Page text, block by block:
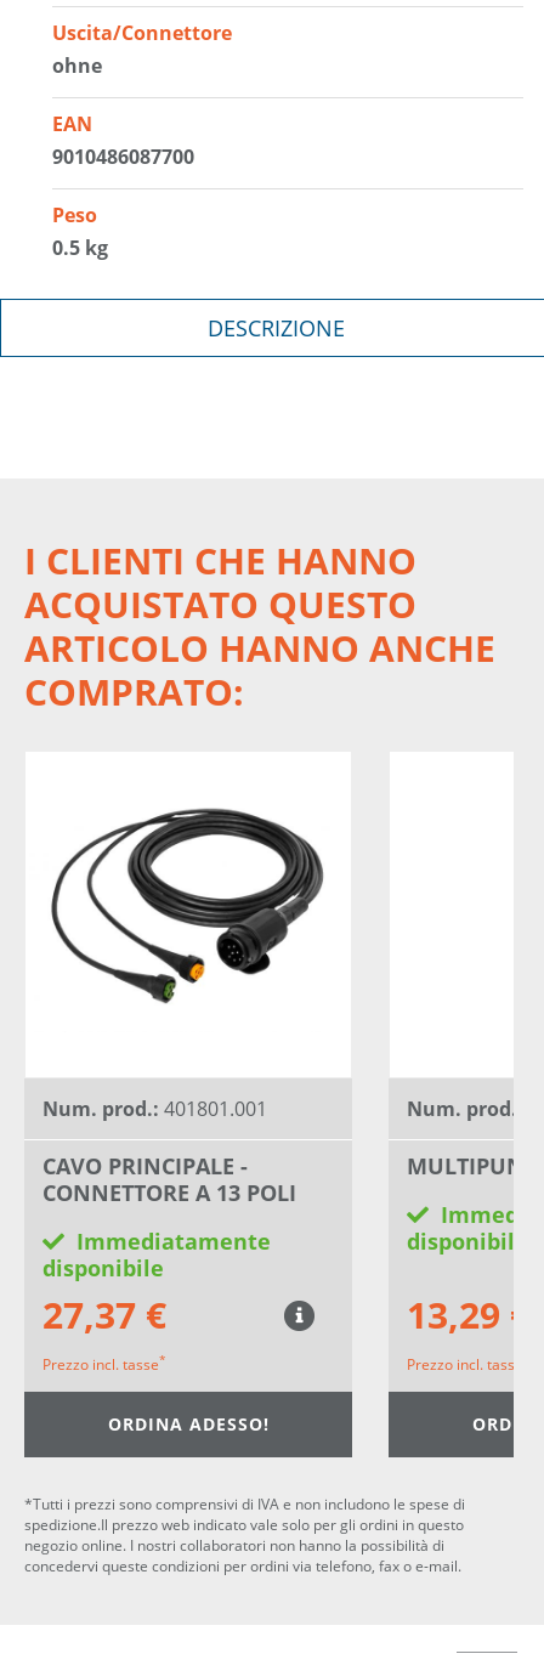
Uscita/Connettore
ohne
EAN
9010486087700
Peso
0.5 kg
DESCRIZIONE
I CLIENTI CHE HANNO
ACQUISTATO QUESTO
ARTICOLO HANNO ANCHE
COMPRATO:
Num. prod.: 401801.001
CAVO PRINCIPALE -
CONNETTORE A 13 POLI
Immediatamente
disponibile
27,37 €
Prezzo incl. tasse*
ORDINA ADESSO!
Num. prod.:
disponibile
13,29 €
Prezzo incl. tasse
*Tutti i prezzi sono comprensivi di IVA e non includono le spese di
spedizione.Il prezzo web indicato vale solo per gli ordini in questo
negozio online. I nostri collaboratori non hanno la possibilità di
concedervi queste condizioni per ordini via telefono, fax o e-mail.